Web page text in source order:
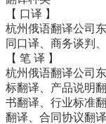
【 口译 】
杭州俄语翻译公司
同口译、商务谈判
【 笔 译 】
杭州俄语翻译公司
标翻译、产品说明
书翻译、行业标准
翻译、合同协议翻